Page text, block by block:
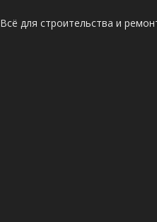
Всё для строительства и